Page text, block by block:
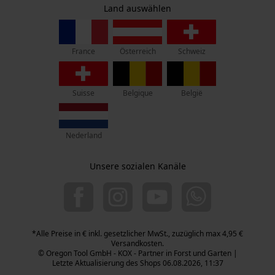
Lise-Meitner-Str. 4
Retouren-Adresse:
Beim Erlenwäldchen 14/2
71522 Backnang
Telefon Erreichbarkeit:
Sa.: 09:00 - 13:00 Uhr
Land auswählen
France Österreich Schweiz
Suisse Belgique België
Nederland
Unsere sozialen Kanäle
*Alle Preise in € inkl. gesetzlicher MwSt., zuzüglich max 4,95 €
Versandkosten.
© Oregon Tool GmbH - KOX - Partner in Forst und Garten |
Letzte Aktualisierung des Shops 06.08.2026, 11:37